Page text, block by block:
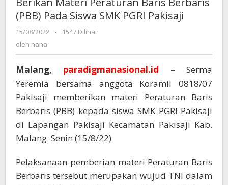
(PBB) Pada Siswa SMK PGRI Pakisaji
15/08/2022
oleh
-
1547 Dilihat
oleh nana
Malang, paradigmanasional.id – Serma
Yeremia bersama anggota Koramil 0818/07
Pakisaji memberikan materi Peraturan Baris
Berbaris (PBB) kepada siswa SMK PGRI Pakisaji
di Lapangan Pakisaji Kecamatan Pakisaji Kab.
Malang. Senin (15/8/22)
Pelaksanaan pemberian materi Peraturan Baris
Berbaris tersebut merupakan wujud TNI dalam